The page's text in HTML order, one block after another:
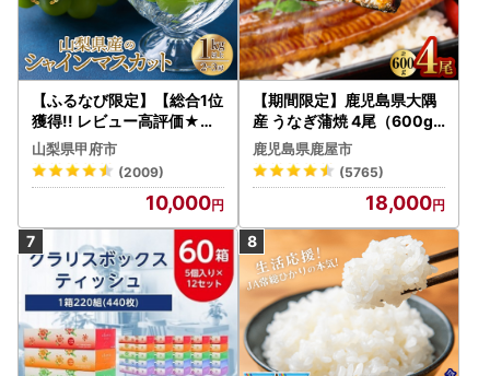
【ふるなび限定】【総合1位
獲得!! レビュー高評価★】
〈2026年度配送分〉山梨
県産 シャインマスカット 2
～3房（1.0kg以上）シャイ
ン フルーツ FN-Limited-S
P
山梨県甲府市
(2009)
10,000
【期間限定】鹿児島県大隅
産 うなぎ蒲焼 4尾（600g
） KN007-004-04-cp18
うなぎ 鰻 魚 惣菜 総菜
鹿児島県鹿屋市
(5765)
18,000